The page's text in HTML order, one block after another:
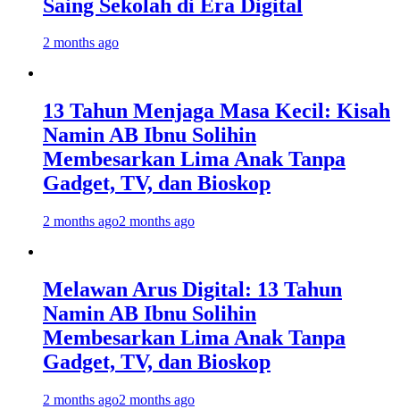
Saing Sekolah di Era Digital
2 months ago
13 Tahun Menjaga Masa Kecil: Kisah
Namin AB Ibnu Solihin
Membesarkan Lima Anak Tanpa
Gadget, TV, dan Bioskop
2 months ago2 months ago
Melawan Arus Digital: 13 Tahun
Namin AB Ibnu Solihin
Membesarkan Lima Anak Tanpa
Gadget, TV, dan Bioskop
2 months ago2 months ago